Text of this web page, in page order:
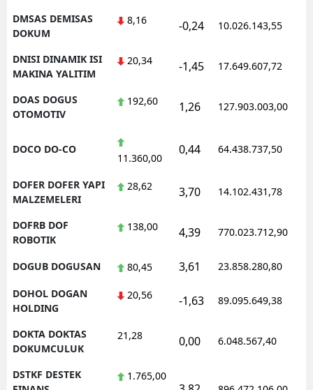
DMSAS DEMISAS
DOKUM
8,16 -0,24 10.026.143,55
DNISI DINAMIK ISI
MAKINA YALITIM
20,34 -1,45 17.649.607,72
DOAS DOGUS
OTOMOTIV
192,60 1,26 127.903.003,00
DOCO DO-CO
11.360,00
0,44 64.438.737,50
DOFER DOFER YAPI
MALZEMELERI
28,62 3,70 14.102.431,78
DOFRB DOF
ROBOTIK
138,00 4,39 770.023.712,90
DOGUB DOGUSAN 80,45 3,61 23.858.280,80
DOHOL DOGAN
HOLDING
20,56 -1,63 89.095.649,38
DOKTA DOKTAS
DOKUMCULUK
21,28 0,00 6.048.567,40
DSTKF DESTEK
1.765,00